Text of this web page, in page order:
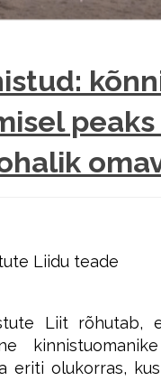
peaks
Liidu teade
Liit rõhutab,
eriti olukorras,